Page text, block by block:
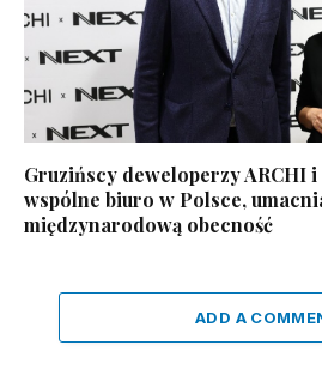
Gruzińscy deweloperzy ARCHI
wspólne biuro w Polsce,
międzynarodową obecność
ADD A